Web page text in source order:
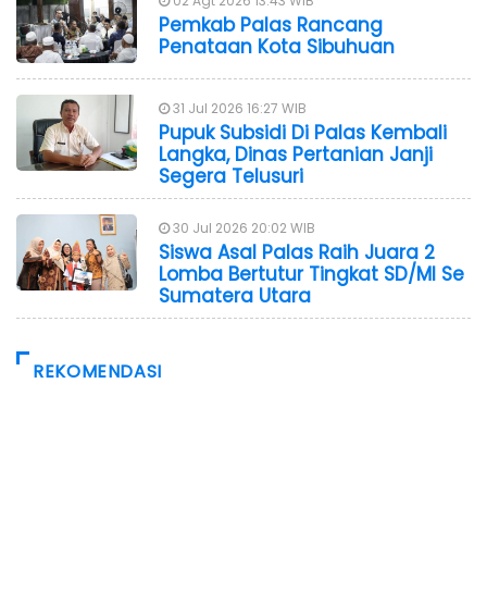
Pemkab Palas Rancang
Penataan Kota Sibuhuan
31 Jul 2026 16:27 WIB
Pupuk Subsidi Di Palas Kembali
Langka, Dinas Pertanian Janji
Segera Telusuri
30 Jul 2026 20:02 WIB
Siswa Asal Palas Raih Juara 2
Lomba Bertutur Tingkat SD/MI Se
Sumatera Utara
REKOMENDASI